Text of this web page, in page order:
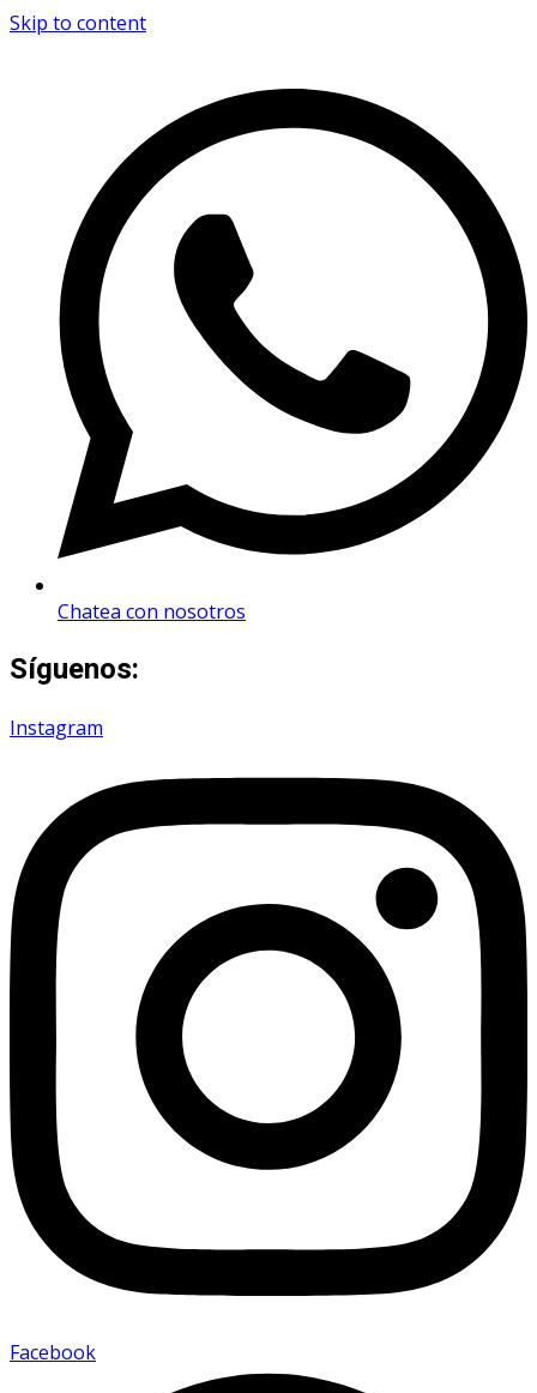
Skip to content
Chatea con nosotros
Síguenos:
Instagram
Facebook